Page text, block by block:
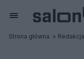
Strona główna Redakcja